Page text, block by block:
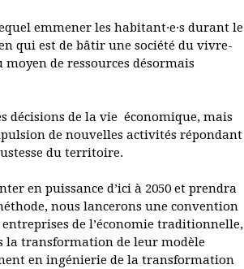
emmener les habitant·e·s durant le
qui est de bâtir une société du vivre-
de ressources désormais
décisions de la vie économique, mais
de nouvelles activités répondant
du territoire.
en puissance d’ici à 2050 et prendra
nous lancerons une convention
de l’économie traditionnelle,
la transformation de leur modèle
en ingénierie de la transformation